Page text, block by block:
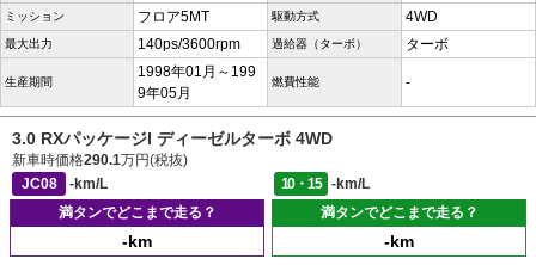
ミッション フロア5MT 駆動方式 4WD
最大出力 140ps/3600rpm 過給器（ターボ） ターボ
生産期間
1998年01月～199
9年05月
燃費性能 -
3.0 RXパッケージI ディーゼルターボ 4WD
新車時価格290.1万円(税抜)
JC08
-km/L 10・15
-km/L
満タンでどこまで走る？
-km
満タンでどこまで走る？
-km